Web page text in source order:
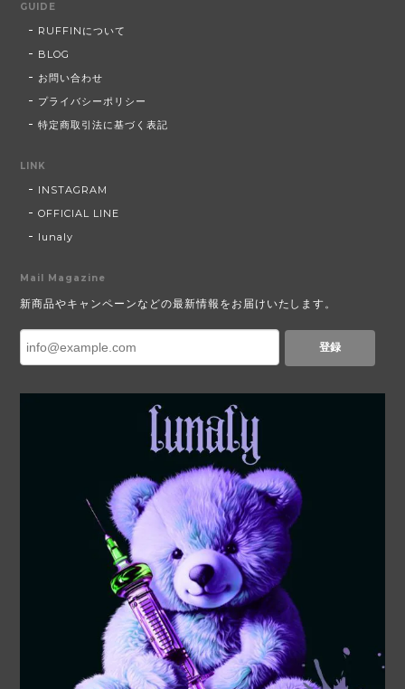
GUIDE
RUFFINについて
BLOG
お問い合わせ
プライバシーポリシー
特定商取引法に基づく表記
LINK
INSTAGRAM
OFFICIAL LINE
lunaly
Mail Magazine
新商品やキャンペーンなどの最新情報をお届けいたします。
登録